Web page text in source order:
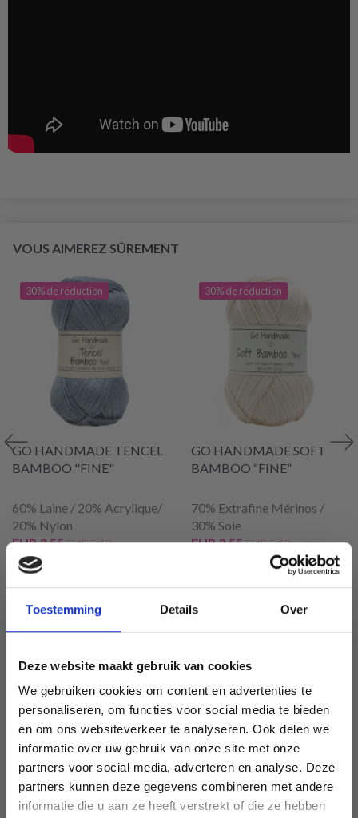
Toestemming Details Over
Deze website maakt gebruik van cookies
We gebruiken cookies om content en advertenties te
personaliseren, om functies voor social media te bieden
en om ons websiteverkeer te analyseren. Ook delen we
informatie over uw gebruik van onze site met onze
partners voor social media, adverteren en analyse. Deze
partners kunnen deze gegevens combineren met andere
informatie die u aan ze heeft verstrekt of die ze hebben
VOUS AIMEREZ SÛREMENT
30% de réduction
GO HANDMADE TENCEL
BAMBOO "FINE"
60% Laine / 20% Acrylique/
20% Nylon
EUR 3.55EUR 5.10
L'offre expire le 31/08/2026
30% de réduction
GO HANDMADE SOFT
BAMBOO “FINE”
70% Extrafine Mérinos /
30% Soie
EUR 3.55EUR 5.10
L'offre expire le 31/08/2026
SIMILAIRE À CECI
30% de réduction
Économisez jusqu'à 50 %